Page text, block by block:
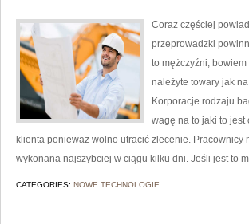
Coraz częściej
przeprowadzki
to mężczyźni,
należyte towary jak
Korporacje rodzaju
wagę na to jaki to jest
klienta ponieważ wolno utracić zlecenie.
wykonana najszybciej w ciągu kilku dni. Jeśli jest to
CATEGORIES: NOWE TECHNOLOGIE